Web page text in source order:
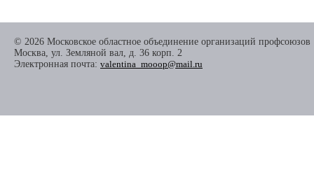
© 2026 Московское областное объединение организаций профсоюзов
Москва, ул. Земляной вал, д. 36 корп. 2
Электронная почта: valentina_mooop@mail.ru